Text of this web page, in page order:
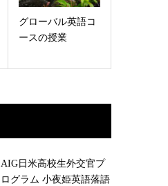
グローバル英語コ
ースの授業
AIG日米高校生外交官プ
ログラム 小夜姫英語落語